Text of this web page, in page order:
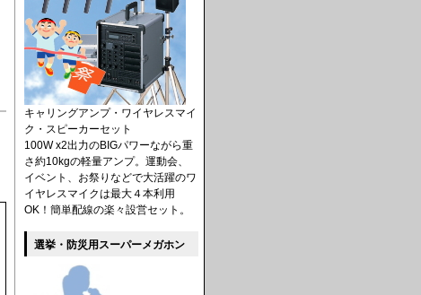
キャリングアンプ・ワイヤレスマイ
ク・スピーカーセット
100W x2出力のBIGパワーながら重
さ約10kgの軽量アンプ。運動会、
イベント、お祭りなどで大活躍のワ
イヤレスマイクは最大４本利用
OK！簡単配線の楽々設営セット。
選挙・防災用スーパーメガホン